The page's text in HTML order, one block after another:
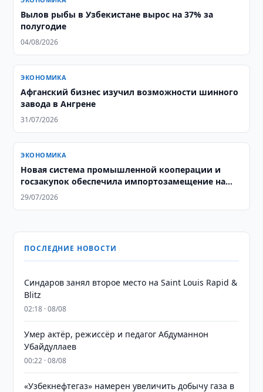
Вылов рыбы в Узбекистане вырос на 37% за
полугодие
04/08/2026
ЭКОНОМИКА
Афганский бизнес изучил возможности шинного
завода в Ангрене
31/07/2026
ЭКОНОМИКА
Новая система промышленной кооперации и
госзакупок обеспечила импортозамещение на
$3,8 млрд
29/07/2026
ПОСЛЕДНИЕ НОВОСТИ
Синдаров занял второе место на Saint Louis Rapid &
Blitz
02:18 · 08/08
Умер актёр, режиссёр и педагог Абдуманнон
Убайдуллаев
00:22 · 08/08
«Узбекнефтегаз» намерен увеличить добычу газа в